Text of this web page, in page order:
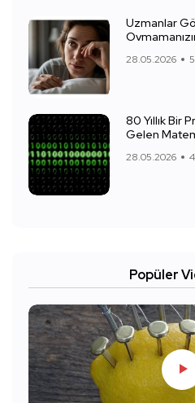
Uzmanlar
28.05.2026
80 Yıllık Bir
Gelen
28.05.2026
Popüler